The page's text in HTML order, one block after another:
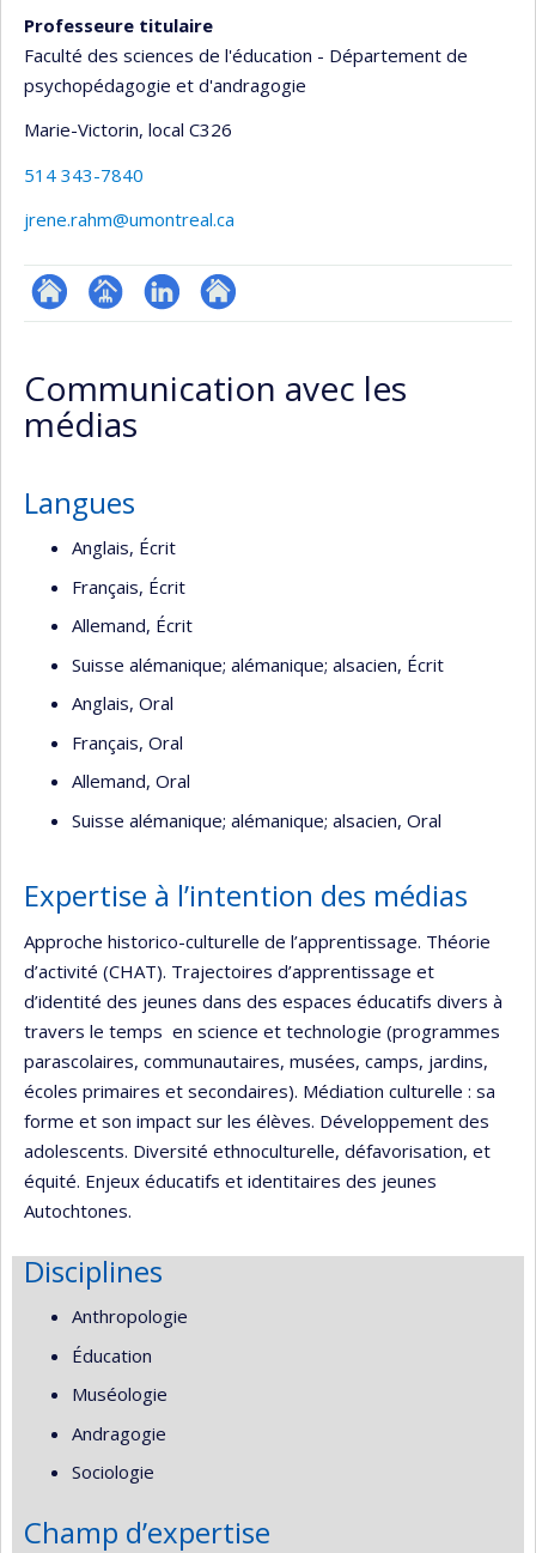
Professeure titulaire
Faculté des sciences de l'éducation - Département de
psychopédagogie et d'andragogie
Marie-Victorin, local C326
514 343-7840
jrene.rahm@umontreal.ca
ResearchGate
Page
(faculté,département,école)
LinkedInAutre
web
Communication avec les
médias
Langues
Anglais, Écrit
Français, Écrit
Allemand, Écrit
Suisse alémanique; alémanique; alsacien, Écrit
Anglais, Oral
Français, Oral
Allemand, Oral
Suisse alémanique; alémanique; alsacien, Oral
Expertise à l’intention des médias
Approche historico-culturelle de l’apprentissage. Théorie
d’activité (CHAT). Trajectoires d’apprentissage et
d’identité des jeunes dans des espaces éducatifs divers à
travers le temps en science et technologie (programmes
parascolaires, communautaires, musées, camps, jardins,
écoles primaires et secondaires). Médiation culturelle : sa
forme et son impact sur les élèves. Développement des
adolescents. Diversité ethnoculturelle, défavorisation, et
équité. Enjeux éducatifs et identitaires des jeunes
Autochtones.
Disciplines
Anthropologie
Éducation
Muséologie
Andragogie
Sociologie
Champ d’expertise